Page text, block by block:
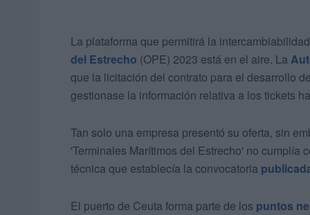
La plataforma que permitirá la
del Estrecho (OPE) 2023 está en el aire. La
que la licitación del contrato para el desarrollo
gestionase la información relativa a los tickets
Tan solo una empresa presentó su oferta, sin
'Terminales Marítimos del Estrecho' no cumplía
técnica que establecía la convocatoria
El puerto de Ceuta forma parte de los puntos